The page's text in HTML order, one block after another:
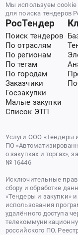
Мы используем cookie
для поиска тендеров
РосТендер
Поиск тендеров
По отраслям
По регионам
По тегам
По городам
Заказчики
Госзакупки
Малые закупки
Список ЭТП
Услуги ООО «Тендеры
ПО
о закупках и торгах»,
№ 16446
Исключительные
сбору и обработке
«Тендеры и закупки»
использования
удалённого доступа
российского ПО.